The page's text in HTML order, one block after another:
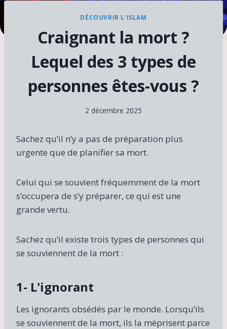
DÉCOUVRIR L'ISLAM
Craignant la mort ?
Lequel des 3 types de
personnes êtes-vous ?
2 décembre 2025
Sachez qu’il n’y a pas de préparation plus
urgente que de planifier sa mort.
Celui qui se souvient fréquemment de la mort
s’occupera de s’y préparer, ce qui est une
grande vertu.
Sachez qu’il existe trois types de personnes qui
se souviennent de la mort :
1- L'ignorant
Les ignorants obsédés par le monde. Lorsqu’ils
se souviennent de la mort, ils la méprisent parce